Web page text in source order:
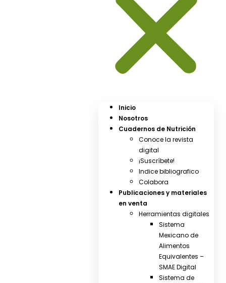
Inicio
Nosotros
Cuadernos de Nutrición
Conoce la revista
digital
¡Suscríbete!
Indice bibliografico
Colabora
Publicaciones y materiales
en venta
Herramientas digitales
Sistema
Mexicano de
Alimentos
Equivalentes –
SMAE Digital
Sistema de